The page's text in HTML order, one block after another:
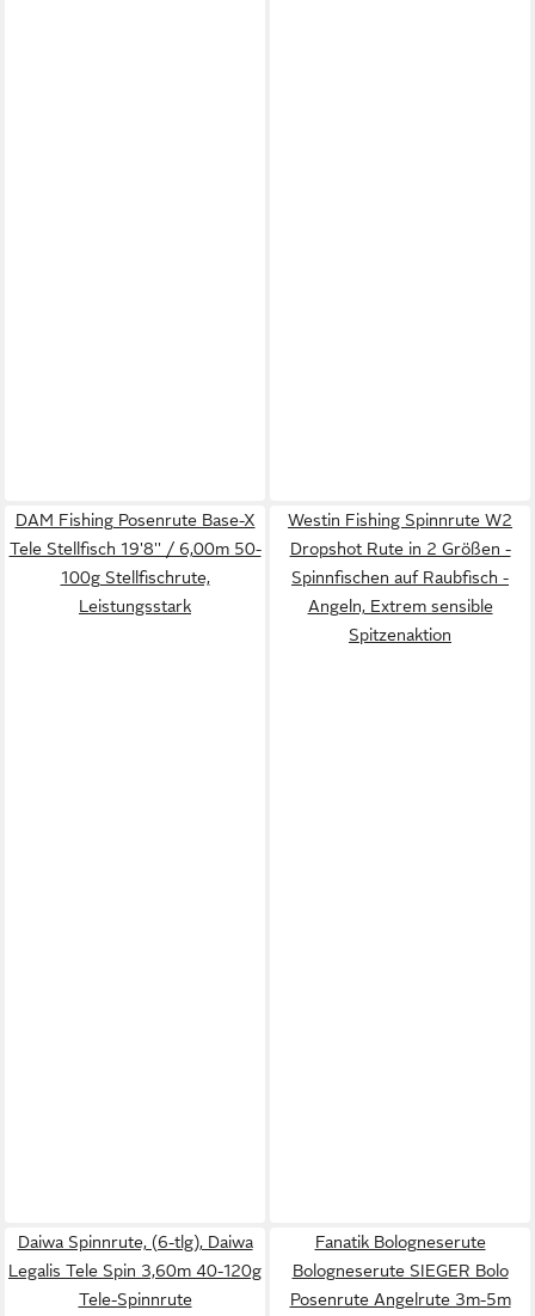
DAM Fishing Posenrute Base-X
Tele Stellfisch 19'8'' / 6,00m 50-
100g Stellfischrute,
Leistungsstark
Westin Fishing Spinnrute W2
Dropshot Rute in 2 Größen -
Spinnfischen auf Raubfisch -
Angeln, Extrem sensible
Spitzenaktion
Daiwa Spinnrute, (6-tlg), Daiwa
Legalis Tele Spin 3,60m 40-120g
Tele-Spinnrute
Fanatik Bologneserute
Bologneserute SIEGER Bolo
Posenrute Angelrute 3m-5m